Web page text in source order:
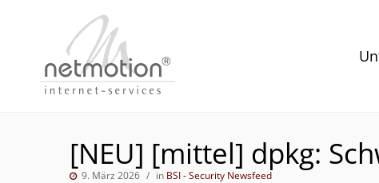
[NEU] [mittel] dpkg:
9. März 2026 in BSI - Security Newsfeed